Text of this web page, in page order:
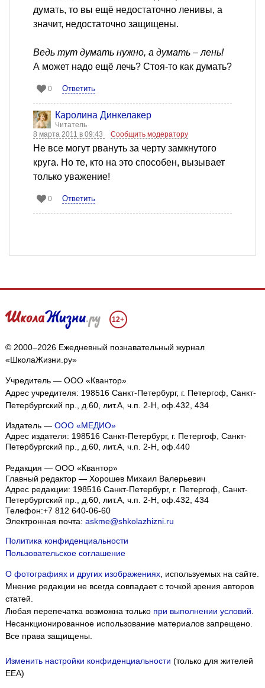
думать, то вы ещё недостаточно ленивы, а
значит, недостаточно защищены.
Ведь тут думать нужно, а думать – лень!
А может надо ещё лечь? Стоя-то как думать?
0 Ответить
Каролина Динкелакер
Читатель
8 марта 2011 в 09:43
Сообщить модератору
Не все могут рвануть за черту замкнутого
круга. Но те, кто на это способен, вызывает
только уважение!
0 Ответить
12+
© 2000–2026 Ежедневный познавательный журнал
«ШколаЖизни.ру»
Учредитель — ООО «Квантор»
Адрес учредителя: 198516 Санкт-Петербург, г. Петергоф, Санкт-
Петербургский пр., д.60, лит.А, ч.п. 2-Н, оф.432, 434
Издатель — ООО «МЕДИО»
Адрес издателя: 198516 Санкт-Петербург, г. Петергоф, Санкт-
Петербургский пр., д.60, лит.А, ч.п. 2-Н, оф.440
Редакция — ООО «Квантор»
Главный редактор — Хорошев Михаил Валерьевич
Адрес редакции: 198516 Санкт-Петербург, г. Петергоф, Санкт-
Петербургский пр., д.60, лит.А, ч.п. 2-Н, оф.432, 434
Телефон:+7 812 640-06-60
Электронная почта: askme@shkolazhizni.ru
Политика конфиденциальности
Пользовательское соглашение
О фотографиях и других изображениях, используемых на сайте.
Мнение редакции не всегда совпадает с точкой зрения авторов
статей.
Любая перепечатка возможна только при выполнении условий.
Несанкционированное использование материалов запрещено.
Все права защищены.
Изменить настройки конфиденциальности (только для жителей
EEA)